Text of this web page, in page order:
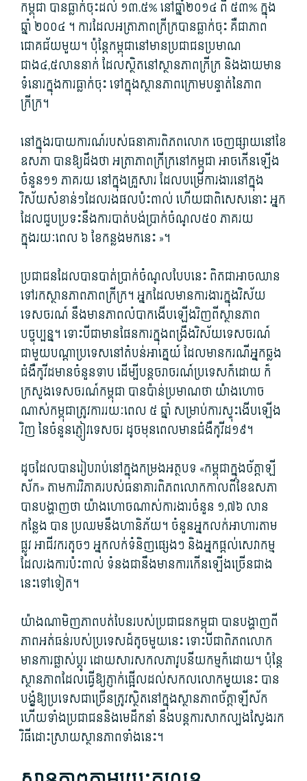
កម្ពុជា បាន​ធ្លាក់ចុះ​ដល់ ១៣.៥​% នៅ​ឆ្នាំ២០១៤ ពី ៥៣​% ក្នុង​
ឆ្នាំ ២០០៤ ។ ការដែល​អត្រា​ភាព​ក្រីក្រ​បាន​ធ្លាក់ចុះ គឺជា​ភាព​
ជោគជ័យ​មួយ។ ប៉ុន្តែ​កម្ពុជា​នៅ​មាន​ប្រជាជន​ប្រមាណ​
ជាង៤,៥លាន​នាក់ ដែល​ស្ថិតនៅ​ស្ថានភាព​ក្រីក្រ និង​ងាយ​មាន​
ទំនោរ​ក្នុង​ការ​ធ្លាក់ចុះ ទៅ​ក្នុង​ស្ថានភាព​ក្រោម​បន្ទាត់​នៃ​ភាព​
ក្រីក្រ។
នៅក្នុង​របាយការណ៍​របស់​ធនាគារពិភពលោក ចេញផ្សាយ​នៅ​ខែ
ឧសភា បានឱ្យ​ដឹង​ថា អត្រា​ភាព​ក្រីក្រ​នៅ​កម្ពុជា អាច​កើនឡើង​
ចំនួន១១ ភាគរយ នៅក្នុង​គ្រួសារ ដែល​បម្រើការ​ងារ​នៅក្នុង​
វិស័យ​សំ​ខាន់​ៗដែល​រង​ផល​ប៉ះពាល់ ហើយ​ជាពិសេស​នោះ អ្នក​
ដែល​ជួបប្រទះ​នឹង​ការបាត់បង់​ប្រាក់ចំណូល៥០ ភាគរយ
ក្នុងរយៈពេល ៦ ខែ​កន្លងមក​នេះ »។
ប្រជាជន​ដែល​បាន​បាត់ប្រាក់​ចំណូល​បែបនេះ ពិតជា​អាច​ឈាន​
ទៅ​រក​ស្ថានភាព​ភាព​ក្រីក្រ។ អ្នក​ដែល​មានការ​ងារ​ក្នុង​វិស័យ​
ទេសចរណ៍ នឹង​មាន​ភាព​លំបាក​ងើបឡើង​វិញ​ពី​ស្ថានភាព​
បច្ចុប្បន្ន។ ទោះបីជា​មាន​ផែនការ​ក្នុង​ពង្រឹង​វិស័យ​ទេសចរណ៍
ជាមួយ​បណ្តា​ប្រទេស​នៅ​តំបន់​អាគ្នេយ៍ ដែល​មាន​ករណី​អ្នក​ឆ្លង​
ជំងឺ​កូ​វី​ដ​មាន​ចំនួន​ទាប ដើម្បី​បន្ត​ចរាចរណ៍​ប្រទេស​ក៏ដោយ ក៏​
ក្រសួងទេសចរណ៍​កម្ពុជា បាន​ប៉ាន់ប្រមាណ​ថា យ៉ាងហោច
ណាស់​កម្ពុជា​ត្រូវការ​រយៈពេល ៥ ឆ្នាំ សម្រាប់​ការ​ស្ទុះ​ងើបឡើង​
វិញ នៃ​ចំនួន​ភ្ញៀវ​ទេសចរ ដូចមុន​ពេល​មាន​ជំងឺ​កូ​វីដ១៩។
ដូចដែល​បាន​រៀបរាប់​នៅក្នុង​កម្រង​អត្ថបទ «កម្ពុ​ជា​ក្នុង​ច័​ត្តា​ឡី​
ស័ក» តាម​ការវិភាគ​របស់​ធនាគារពិភពលោក​កាលពី​ខែឧសភា
បាន​បង្ហាញថា យ៉ាងហោចណាស់​ការងារ​ចំនួន ១,៧៦ លាន
កន្លែង បាន ប្រឈម​នឹង​ហានិភ័យ។ ចំនួន​អ្នកលក់​អាហារ​តាម
ផ្លូវ អាជីវ​ករតូចៗ អ្នកលក់​ទំ​និញ​ផ្សេង​ៗ និង​អ្នក​ផ្តល់​សេវាកម្ម
ដែល​រង​ការ​ប៉ះពាល់ ទំនងជា​នឹង​មានការ​កើនឡើង​ច្រើនជាង​
នេះ​ទៅទៀត។
យ៉ាងណាមិញ​ភាព​បត់បែន​របស់​ប្រជាជន​កម្ពុជា ​បាន​បង្ហាញ​ពី​
ភាព​អត់ធន់​របស់​ប្រទេស​ដ៏​តូច​មួយ​នេះ​ ទោះបីជា​ពិភពលោក​
មានការ​ផ្លាស់​ប្តូរ ដោយសារ​សកលភាវូបនីយកម្ម​ក៏ដោយ។ ប៉ុន្តែ​
ស្ថានភាព​ដែល​ធ្វើ​ឱ្យ​ភ្ញាក់ផ្អើល​ដល់​សកល​លោ​កមួួយ​នេះ បាន​
បង្ខំ​ឱ្យ​ប្រទេស​ជាច្រើន​ត្រូវ​ស្ថិតនៅ​ក្នុង​ស្ថាន​ភាព​ច័ត្តា​ឡី​ស័ក
ហើយ​ទាំង​ប្រជាជន​និង​មេដឹកនាំ នឹង​បន្ត​ការសាកល្បង​ស្វែងរក​
វិធី​ដោះស្រាយ​ស្ថានភាព​ទាំងនេះ​។